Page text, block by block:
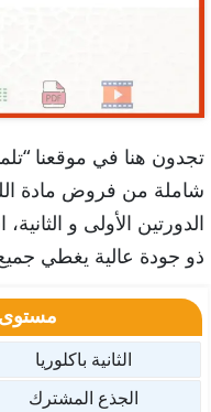
شاملة من فروض مادة
الدورتين الأولى و
ذو جودة عالية يغطي جميع
مستوى
الثانية باكلوريا
الجذع المشترك